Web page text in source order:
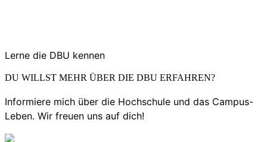
Lerne die DBU kennen
DU WILLST MEHR ÜBER DIE DBU ERFAHREN?
Informiere mich über die Hochschule und das Campus-
Leben. Wir freuen uns auf dich!